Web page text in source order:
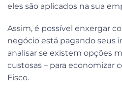
eles são aplicados na sua
Assim, é possível enxergar
negócio está pagando seus
analisar se existem opções
custosas – para economizar
Fisco.